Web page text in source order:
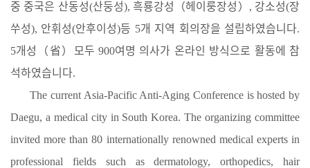
중 중국은 산동성(산둥성), 흑룡강성（헤이룽장성）, 강소성(장
쑤성), 안휘성(안후이성)등 5개 지역 회의장을 설립하였습니다.
5개성（省）모두 900여명 의사가 온라인 방식으로 활동에 참
석하였습니다.
The current Asia-Pacific Anti-Aging Conference is hosted by
Daegu, a medical city in South Korea. The organizing committee
invited more than 80 internationally renowned medical experts in
professional fields such as dermatology, orthopedics, hair